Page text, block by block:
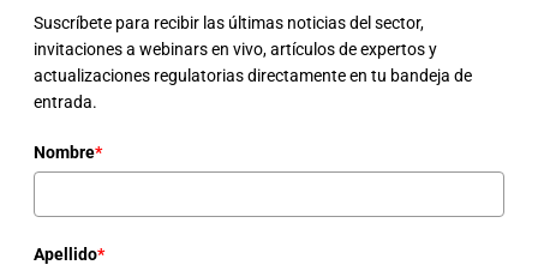
Suscríbete para recibir las últimas noticias del sector,
invitaciones a webinars en vivo, artículos de expertos y
actualizaciones regulatorias directamente en tu bandeja de
entrada.
Nombre*
Apellido*